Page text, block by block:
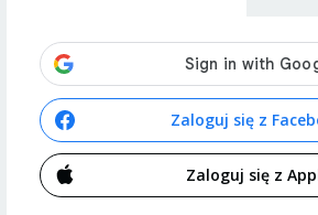
Zaloguj się z
Zaloguj się z